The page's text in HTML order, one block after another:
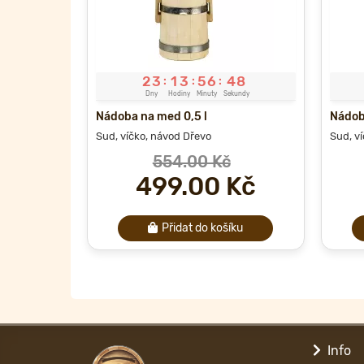
23
Dny
: 1 3
Hodiny
: 56
Minuty
: 48
Sekundy
Nádoba na med 0,5 l
Sud, víčko, návod Dřevo
554.00 Kč
499.00 Kč
Přidat do košíku
Sud,
Info